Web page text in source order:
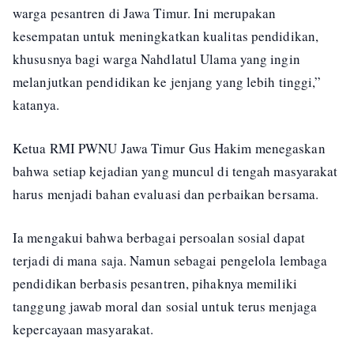
warga pesantren di Jawa Timur. Ini merupakan
kesempatan untuk meningkatkan kualitas pendidikan,
khususnya bagi warga Nahdlatul Ulama yang ingin
melanjutkan pendidikan ke jenjang yang lebih tinggi,”
katanya.
Ketua RMI PWNU Jawa Timur Gus Hakim menegaskan
bahwa setiap kejadian yang muncul di tengah masyarakat
harus menjadi bahan evaluasi dan perbaikan bersama.
Ia mengakui bahwa berbagai persoalan sosial dapat
terjadi di mana saja. Namun sebagai pengelola lembaga
pendidikan berbasis pesantren, pihaknya memiliki
tanggung jawab moral dan sosial untuk terus menjaga
kepercayaan masyarakat.